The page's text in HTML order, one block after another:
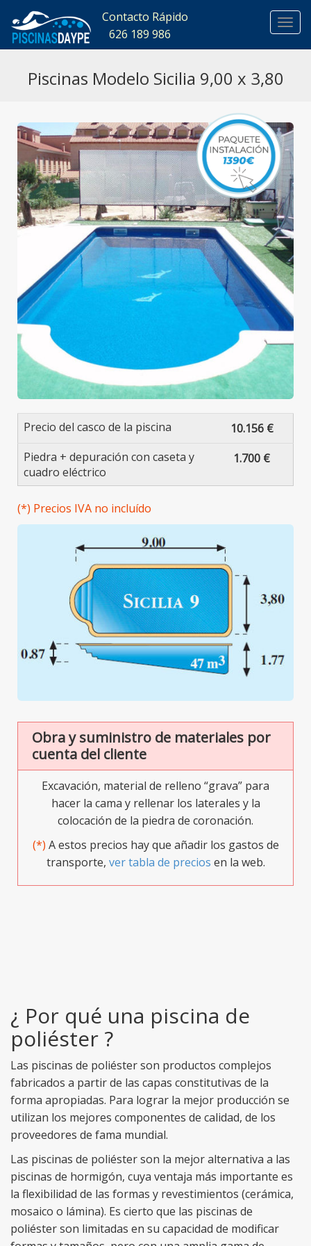
626
Contacto Rápido
626 189 986
Piscinas Modelo Sicilia 9,00 x 3,80
Precio del casco de la piscina
10.156 €
Piedra + depuración con caseta y
cuadro eléctrico
1.700 €
(*) Precios IVA no incluído
Obra y suministro de materiales por
cuenta del cliente
Excavación, material de relleno “grava” para
hacer la cama y rellenar los laterales y la
colocación de la piedra de coronación.
(*) A estos precios hay que añadir los gastos de
transporte, ver tabla de precios en la web.
¿ Por qué una piscina de
poliéster ?
Las piscinas de poliéster son productos complejos
fabricados a partir de las capas constitutivas de la
forma apropiadas. Para lograr la mejor producción se
utilizan los mejores componentes de calidad, de los
proveedores de fama mundial.
Las piscinas de poliéster son la mejor alternativa a las
piscinas de hormigón, cuya ventaja más importante es
la flexibilidad de las formas y revestimientos (cerámica,
mosaico o lámina). Es cierto que las piscinas de
poliéster son limitadas en su capacidad de modificar